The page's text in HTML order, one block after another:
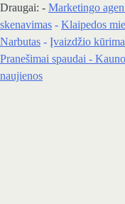
Draugai: - Marketingo
skenavimas - Klaipedos
Narbutas - Įvaizdžio
Pranešimai spaudai -
naujienos